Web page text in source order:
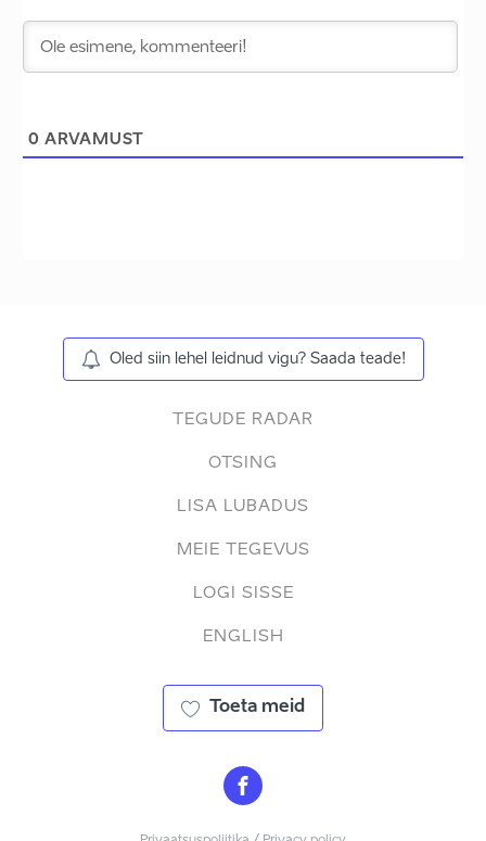
0 ARVAMUST
Oled siin lehel leidnud vigu? Saada teade!
TEGUDE RADAR
OTSING
LISA LUBADUS
MEIE TEGEVUS
LOGI SISSE
ENGLISH
Toeta meid